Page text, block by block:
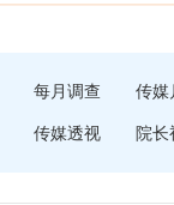
每月调查 传媒
传媒透视 院长